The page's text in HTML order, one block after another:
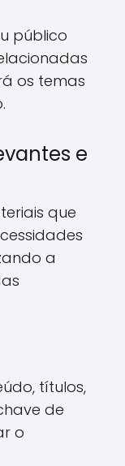
público
os temas
e
que
a
títulos,
de
o